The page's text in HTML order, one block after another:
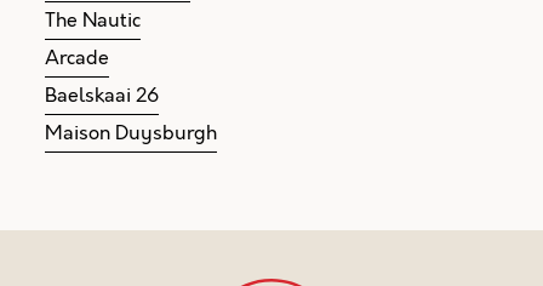
The Nautic
Arcade
Baelskaai 26
Maison Duysburgh